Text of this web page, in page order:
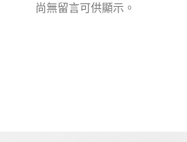
尚無留言可供顯示。